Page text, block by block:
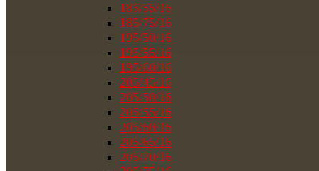
185/55/16
185/75/16
195/50/16
195/55/16
195/60/16
205/45/16
205/50/16
205/55/16
205/60/16
205/65/16
205/70/16